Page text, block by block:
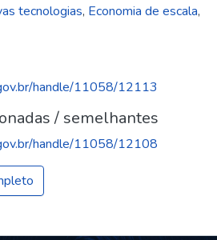
tecnologias, Economia de escala,
handle/11058/12113
/ semelhantes
handle/11058/12108